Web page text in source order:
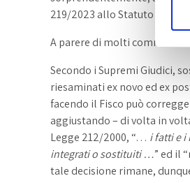
219/2023 allo Statuto dei
A parere di molti
Secondo i Supremi Giudici,
riesaminati ex novo ed ex
facendo il Fisco può
aggiustando – di volta in
Legge 212/2000, “… i fatti e i
integrati o sostituiti …” ed il
tale decisione rimane,